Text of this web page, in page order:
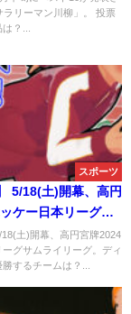
ラリーマン川柳」。 投票
？...
スポーツ
5/18(土)開幕、高円
ケー日本リーグサ
。ディビジョン１
ームは？
18(土)開幕、高円宮牌2024
グサムライリーグ。ディ
するチームは？...